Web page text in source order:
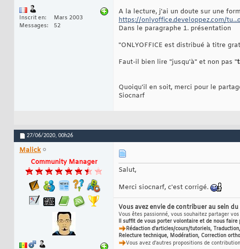
Inscrit en
Mars 2003
Messages
52
A la lecture, j'ai un doute sur une
https://onlyoffice.developpez.com/
Dans le paragraphe 1. présentation
"ONLYOFFICE est distribué à titre
Faut-il bien lire "jusqu'à" et non pas "
Quoiqu'il en soit, merci pour le
Siocnarf
27/06/2020, 00h26
Malick
Community Manager
Salut,
Merci siocnarf, c'est corrigé.
Vous avez envie de contribuer au sein
Vous êtes passionné, vous souhaitez partager
Il suffit de vous porter volontaire et de nous faire
Rédaction d'articles/cours/tutoriels,
Relecture technique, Modération, Correction
Vous avez d'autres propositions de